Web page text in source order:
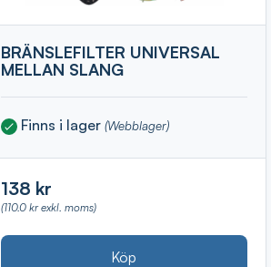
BRÄNSLEFILTER UNIVERSAL
MELLAN SLANG
Finns i lager(Webblager)
138 kr
(110.0 kr exkl. moms)
Köp